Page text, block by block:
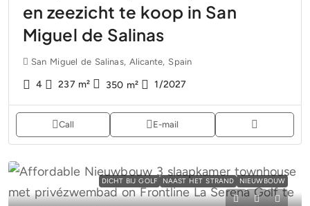
en zeezicht te koop in San
Miguel de Salinas
San Miguel de Salinas, Alicante, Spain
4 237 m² 350 m² 1/2027
Call E-mail
DICHT BIJ GOLF NAAST HET STRAND NIEUWBOUW